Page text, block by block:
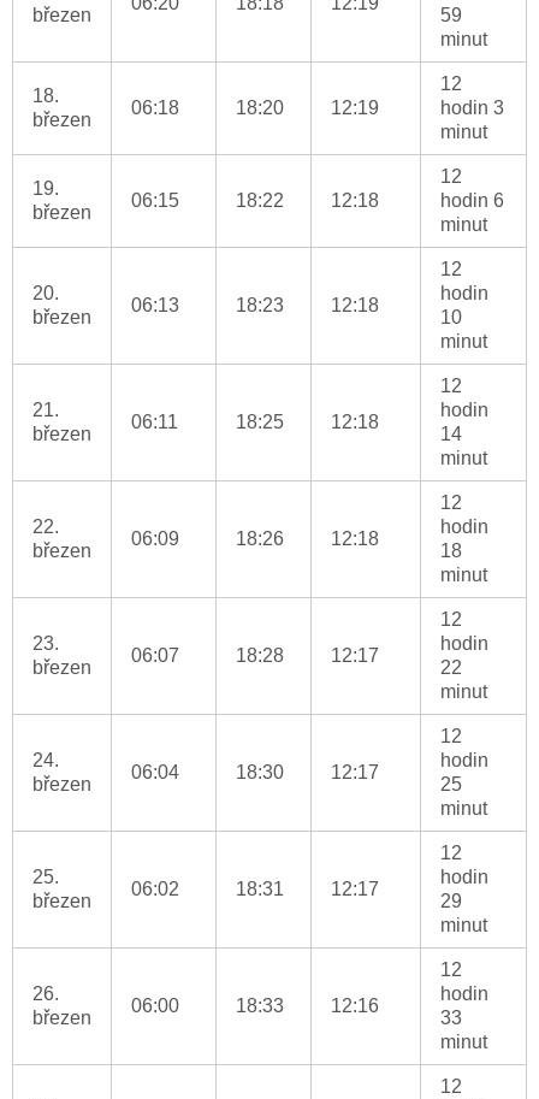
březen
59
minut
18.
březen
06:18 18:20 12:19
12
hodin 3
minut
19.
březen
06:15 18:22 12:18
12
hodin 6
minut
20.
březen
06:13 18:23 12:18
12
hodin
10
minut
21.
březen
06:11 18:25 12:18
12
hodin
14
minut
22.
březen
06:09 18:26 12:18
12
hodin
18
minut
23.
březen
06:07 18:28 12:17
12
hodin
22
minut
24.
březen
06:04 18:30 12:17
12
hodin
25
minut
25.
březen
06:02 18:31 12:17
12
hodin
29
minut
26.
březen
06:00 18:33 12:16
12
hodin
33
minut
12